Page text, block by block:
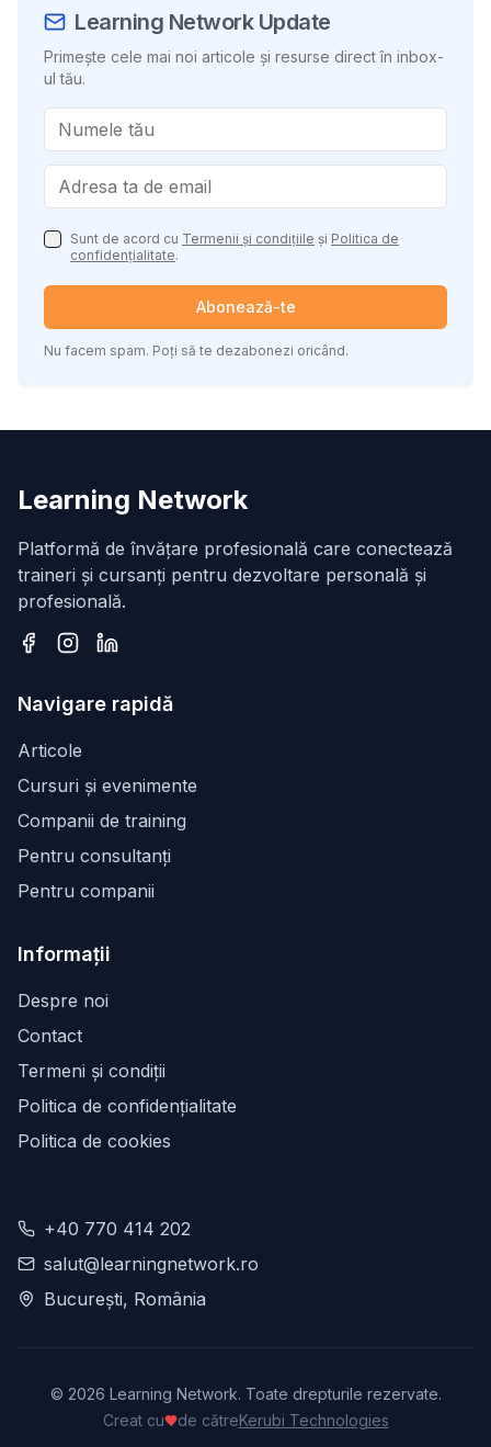
Learning Network Update
Primește cele mai noi articole și resurse direct în inbox-
ul tău.
Sunt de acord cu Termenii și condițiile și Politica de
confidențialitate.
Abonează-te
Nu facem spam. Poți să te dezabonezi oricând.
Learning Network
Platformă de învățare profesională care conectează
traineri și cursanți pentru dezvoltare personală și
profesională.
Navigare rapidă
Articole
Cursuri și evenimente
Companii de training
Pentru consultanți
Pentru companii
Informații
Despre noi
Contact
Termeni și condiții
Politica de confidențialitate
Politica de cookies
+40 770 414 202
salut@learningnetwork.ro
București, România
© 2026 Learning Network. Toate drepturile rezervate.
Creat cu
de cătreKerubi Technologies